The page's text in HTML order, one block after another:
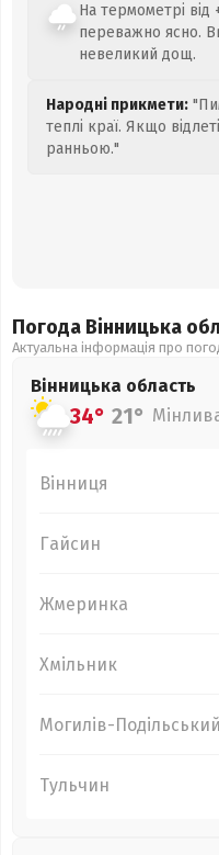
На термометрі від
переважно ясно.
невеликий дощ.
Народні прикмети:
теплі краї. Якщо
ранньою."
Погода Вінницька
Актуальна інформація про
Вінницька область
34° 21°
Вінниця
Гайсин
Жмеринка
Хмільник
Могилів-Подільський
Тульчин